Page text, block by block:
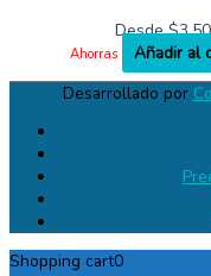
Desde$
Ahorras
Añadir al
Desarrollado por
Shopping cart0